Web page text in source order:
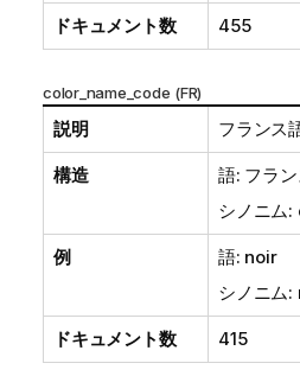
ドキュメント数 455
color_name_code (FR)
説明 フランス
構造
語: フラ
シノニム
例
語: noir
シノニム
ドキュメント数 415